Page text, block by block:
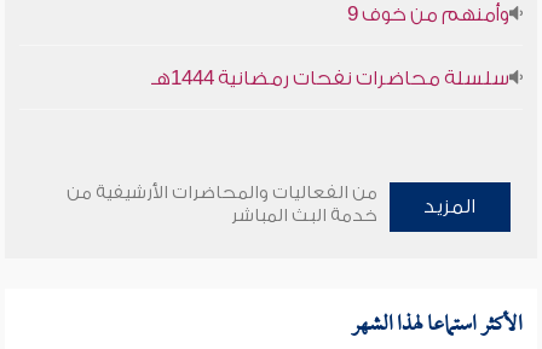
وأمنهم من خوف 9
سلسلة محاضرات نفحات رمضانية 1444هـ
المزيد
من الفعاليات والمحاضرات الأرشيفية من
خدمة البث المباشر
الأكثر استماعا لهذا الشهر